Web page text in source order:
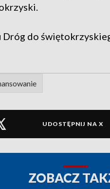
Dróg do
UDOSTĘPNIJ NA X
ZOBACZ